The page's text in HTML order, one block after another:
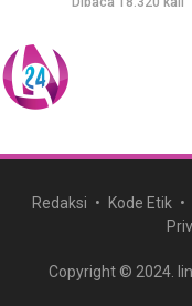
Redaksi Kode Etik
Copyright © 2024.